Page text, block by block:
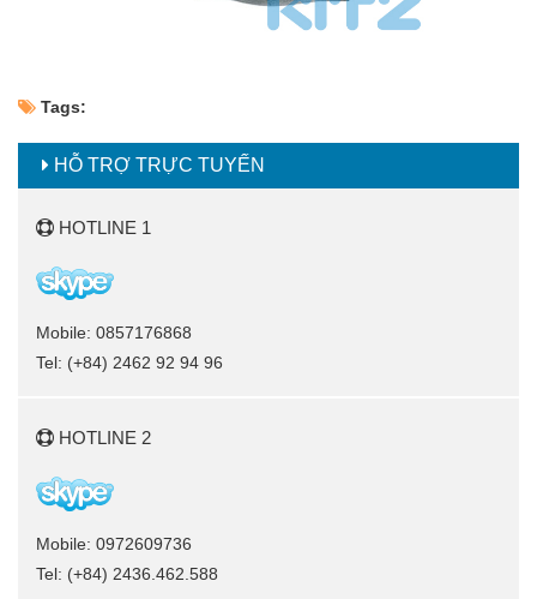
Tags:
HỖ TRỢ TRỰC TUYẾN
HOTLINE 1
Mobile: 0857176868
Tel: (+84) 2462 92 94 96
HOTLINE 2
Mobile: 0972609736
Tel: (+84) 2436.462.588